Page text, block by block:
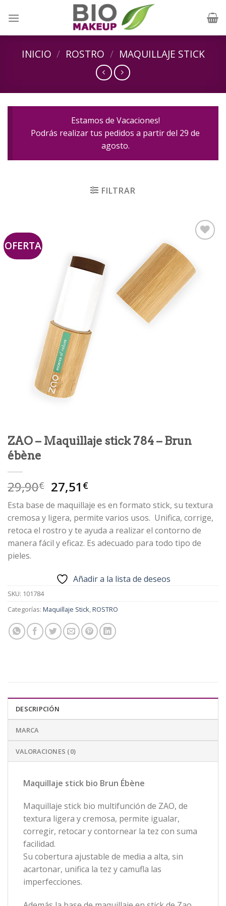
INICIO / ROSTRO / MAQUILLAJE STICK
Estamos de Vacaciones!
Podrás realizar tus pedidos a partir del 29 de
agosto.
FILTRAR
OFERTA
Añadir
a la
ZAO – Maquillaje stick 784 – Brun
ébène
29,90€ El
precio
original
era:
29,90€.
27,51 €El
precio
actual
es:
27,51€.
Esta base de maquillaje es en formato stick, su textura
cremosa y ligera, permite varios usos. Unifica, corrige,
retoca el rostro y te ayuda a realizar el contorno de
manera fácil y eficaz. Es adecuado para todo tipo de
pieles.
Añadir a la lista de deseos
SKU: 101784
Categorías: Maquillaje Stick ROSTRO
DESCRIPCIÓN
MARCA
VALORACIONES (0)
Maquillaje stick bio Brun Ébène
Maquillaje stick bio multifunción de ZAO, de
textura ligera y cremosa, permite igualar,
corregir, retocar y contornear la tez con suma
facilidad.
Su cobertura ajustable de media a alta, sin
acartonar, unifica la tez y camufla las
imperfecciones.